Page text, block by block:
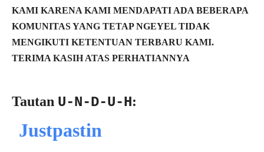
KAMI KARENA KAMI MENDAPATI ADA BEBERAPA
KOMUNITAS YANG TETAP NGEYEL TIDAK
MENGIKUTI KETENTUAN TERBARU KAMI.
TERIMA KASIH ATAS PERHATIANNYA
Tautan U-N-D-U-H:
Justpastin